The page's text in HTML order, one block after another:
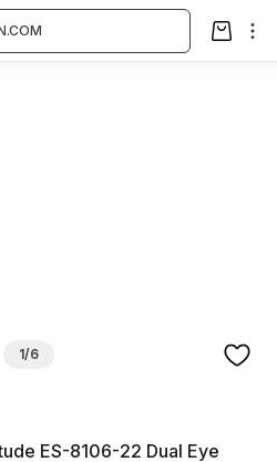
1/6
ES-8106-22 Dual Eye